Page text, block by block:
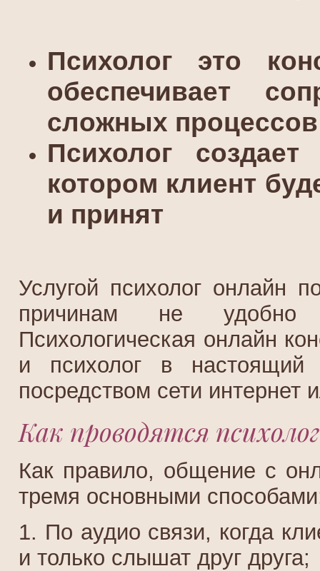
Психолог это
обеспечивает
сложных процессов
Психолог
котором клиент
и принят
Услугой психолог онлайн
причинам не удобно
Психологическая онлайн
и психолог в настоящий
посредством сети интернет
Как проводятся
Как правило, общение с
тремя основными
1. По аудио связи, когда
и только слышат друг друга;